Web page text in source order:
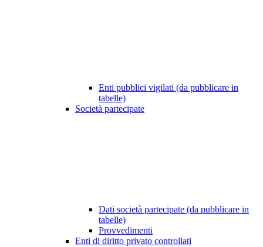
Enti pubblici vigilati (da pubblicare in
tabelle)
Società partecipate
Dati società partecipate (da pubblicare in
tabelle)
Provvedimenti
Enti di diritto privato controllati